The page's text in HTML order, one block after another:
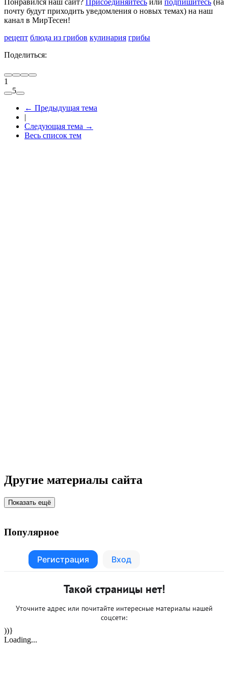
почту будут приходить уведомления о новых темах) на наш
канал в МирТесен!
рецепт блюда из грибов кулинария грибы
Поделиться:
1
5
← Предыдущая тема
|
Следующая тема →
Весь список тем
Другие материалы сайта
Показать ещё
Популярное
))}
Loading...